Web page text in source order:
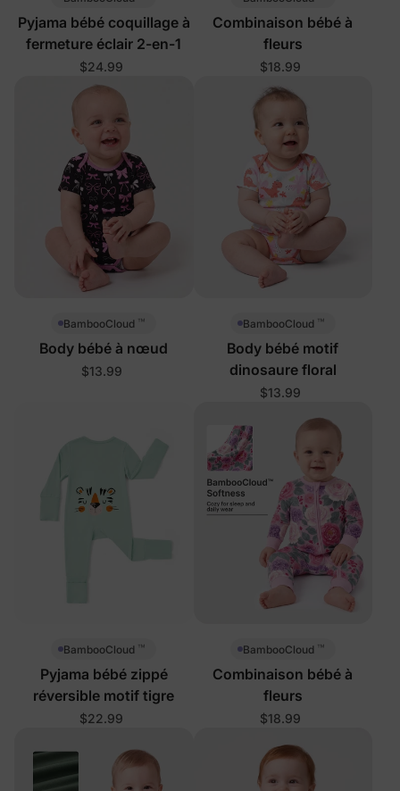
Pyjama bébé coquillage à
fermeture éclair 2-en-1
$24.99
Combinaison bébé à
fleurs
$18.99
BambooCloud ™
Body bébé à nœud
$13.99
BambooCloud ™
Body bébé motif
dinosaure floral
$13.99
BambooCloud ™
Pyjama bébé zippé
réversible motif tigre
$22.99
BambooCloud ™
Combinaison bébé à
fleurs
$18.99